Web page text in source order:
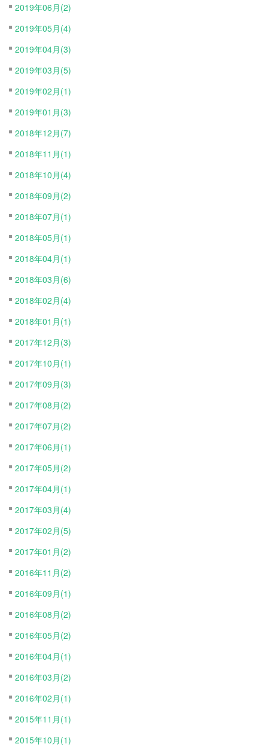
2019年06月(2)
2019年05月(4)
2019年04月(3)
2019年03月(5)
2019年02月(1)
2019年01月(3)
2018年12月(7)
2018年11月(1)
2018年10月(4)
2018年09月(2)
2018年07月(1)
2018年05月(1)
2018年04月(1)
2018年03月(6)
2018年02月(4)
2018年01月(1)
2017年12月(3)
2017年10月(1)
2017年09月(3)
2017年08月(2)
2017年07月(2)
2017年06月(1)
2017年05月(2)
2017年04月(1)
2017年03月(4)
2017年02月(5)
2017年01月(2)
2016年11月(2)
2016年09月(1)
2016年08月(2)
2016年05月(2)
2016年04月(1)
2016年03月(2)
2016年02月(1)
2015年11月(1)
2015年10月(1)